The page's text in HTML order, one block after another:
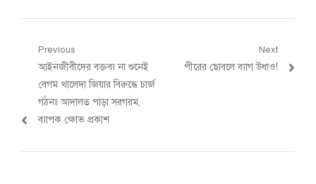
Post
navigation
Previous
Previous
post:
আইনজীবীদের বক্তব্য না শুনেই
বেগম খালেদা জিয়ার বিরুদ্ধে চার্জ
গঠনঃ আদালত পাড়া সরগরম,
ব্যাপক ক্ষোভ প্রকাশ
Next
Next
পীরের ছোবলে ব্যাগ উধাও!